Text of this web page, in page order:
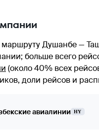
Душанбе —
; больше всего
(около 40% всех
доли рейсов и
авиалинии HY